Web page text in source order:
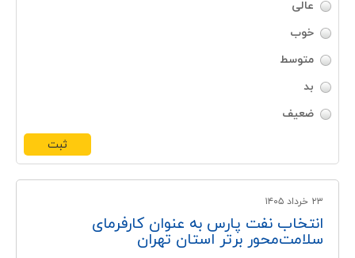
عالی
خوب
متوسط
بد
ضعیف
۲۳ خرداد ۱۴۰۵
انتخاب نفت پارس به عنوان کارفرمای
سلامت‌محور برتر استان تهران